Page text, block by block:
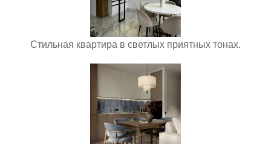
Стильная квартира в светлых приятных тонах.